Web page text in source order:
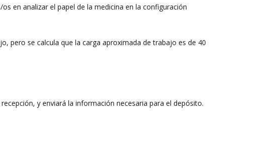
en analizar el papel de la medicina en la configuración
pero se calcula que la carga aproximada de trabajo es de 40
y enviará la información necesaria para el depósito.